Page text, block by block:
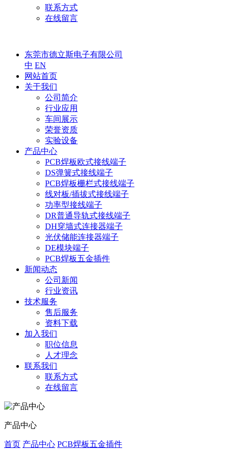
联系方式
在线留言
东莞市德立斯电子有限公司
中 EN
网站首页
关于我们
公司简介
行业应用
车间展示
荣誉资质
实验设备
产品中心
PCB焊板欧式接线端子
DS弹簧式接线端子
PCB焊板栅栏式接线端子
线对板/插拔式接线端子
功率型接线端子
DR普通导轨式接线端子
DH穿墙式连接器端子
光伏储能连接器端子
DE模块端子
PCB焊板五金插件
新闻动态
公司新闻
行业资讯
技术服务
售后服务
资料下载
加入我们
职位信息
人才理念
联系我们
联系方式
在线留言
产品中心
首页 产品中心 PCB焊板五金插件